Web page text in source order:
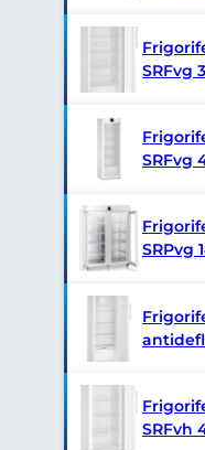
SRFvg
SRFvg
SRPvg
SRFvh